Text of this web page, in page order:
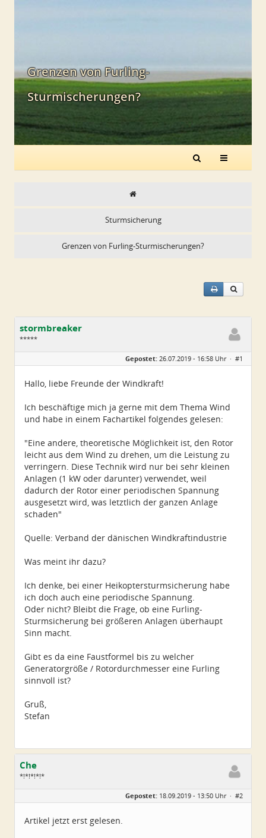
Grenzen von Furling-
Sturmischerungen?
Sturmsicherung
Grenzen von Furling-Sturmischerungen?
stormbreaker
*****
Geschlecht:
keine Angabe
Beiträge:
210
Gepostet: 26.07.2019 - 16:58 Uhr · #1
Hallo, liebe Freunde der Windkraft!
Ich beschäftige mich ja gerne mit dem Thema Wind
und habe in einem Fachartikel folgendes gelesen:
"Eine andere, theoretische Möglichkeit ist, den Rotor
leicht aus dem Wind zu drehen, um die Leistung zu
verringern. Diese Technik wird nur bei sehr kleinen
Anlagen (1 kW oder darunter) verwendet, weil
dadurch der Rotor einer periodischen Spannung
ausgesetzt wird, was letztlich der ganzen Anlage
schaden"
Quelle: Verband der dänischen Windkraftindustrie
Was meint ihr dazu?
Ich denke, bei einer Heikoptersturmsicherung habe
ich doch auch eine periodische Spannung.
Oder nicht? Bleibt die Frage, ob eine Furling-
Sturmsicherung bei größeren Anlagen überhaupt
Sinn macht.
Gibt es da eine Faustformel bis zu welcher
Generatorgröße / Rotordurchmesser eine Furling
sinnvoll ist?
Gruß,
Stefan
Che
*!*!*!*!*
Alter:
72
Dabei seit:
06 / 2014
Gepostet: 18.09.2019 - 13:50 Uhr · #2
Artikel jetzt erst gelesen.